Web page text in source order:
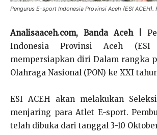
Pengurus E-sport Indonesia Provinsi Aceh (ESI ACEH).
Analisaaceh.com, Banda Aceh |
Indonesia Provinsi Aceh (ESI
mempersiapkan diri Dalam rangka
Olahraga Nasional (PON) ke XXI
ESI ACEH akan melakukan
menjaring para Atlet E-sport.
telah dibuka dari tanggal 3-10